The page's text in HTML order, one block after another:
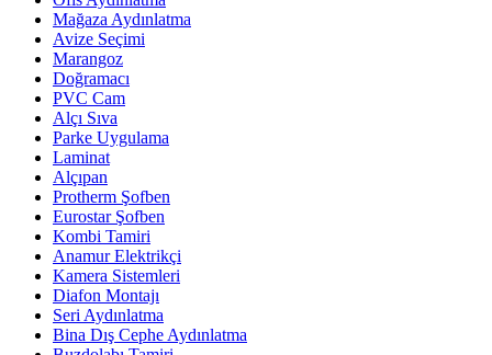
Mağaza Aydınlatma
Avize Seçimi
Marangoz
Doğramacı
PVC Cam
Alçı Sıva
Parke Uygulama
Laminat
Alçıpan
Protherm Şofben
Eurostar Şofben
Kombi Tamiri
Anamur Elektrikçi
Kamera Sistemleri
Diafon Montajı
Seri Aydınlatma
Bina Dış Cephe Aydınlatma